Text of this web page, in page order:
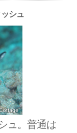
シュ
ュ。普通は